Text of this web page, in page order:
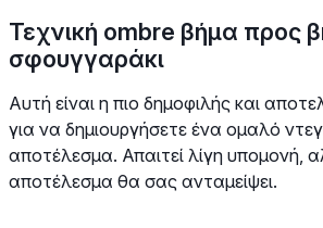
Τεχνική ombre βήμα προς
σφουγγαράκι
Αυτή είναι η πιο δημοφιλής και
για να δημιουργήσετε ένα ομαλό
αποτέλεσμα. Απαιτεί λίγη υπομονή,
αποτέλεσμα θα σας ανταμείψει.